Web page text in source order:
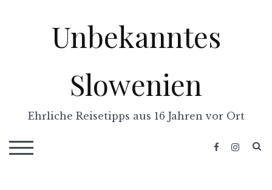
Unbekanntes
Slowenien
Ehrliche Reisetipps aus 16 Jahren vor Ort
TOGGLE MOBILE MENU